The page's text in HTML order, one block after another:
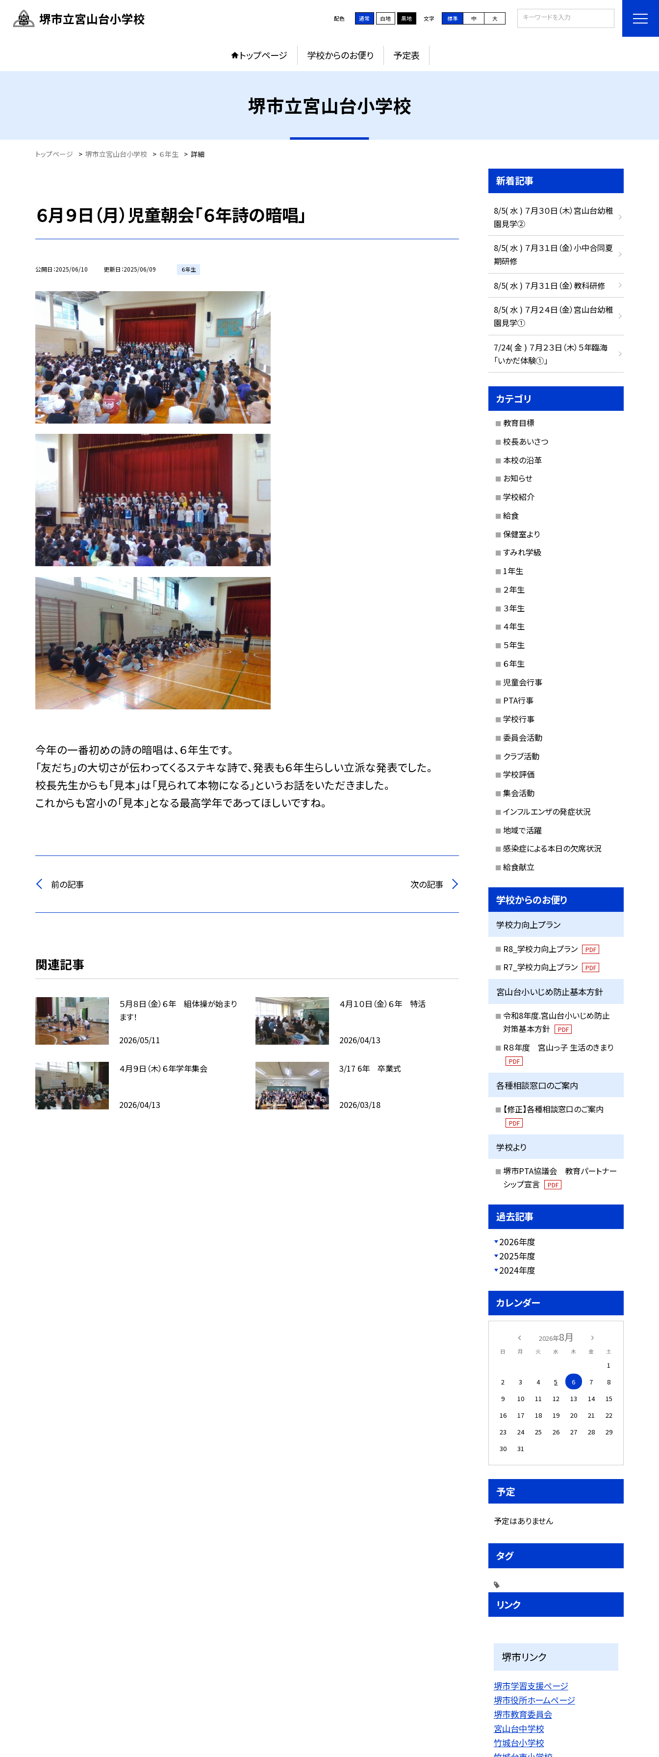
堺市立宮山台小学校 配色 通常 白地 黒地 文字 標準 中 大
トップページ 学校からのお便り 予定表
堺市立宮山台小学校
トップページ > 堺市立宮山台小学校 > ６年生 > 詳細
６月９日（月）児童朝会「６年詩の暗唱」
公開日 2025/06/10 更新日 2025/06/09 ６年生
今年の一番初めの詩の暗唱は、６年生です。
「友だち」の大切さが伝わってくるステキな詩で、発表も６年生らしい立派な発表でした。
校長先生からも「見本」は「見られて本物になる」というお話をいただきました。
これからも宮小の「見本」となる最高学年であってほしいですね。
前の記事 次の記事
関連記事
５月８日（金）６年 組体操が始まり
ます！
2026/05/11
４月１０日（金）６年 特活
2026/04/13
４月９日（木）６年学年集会
2026/04/13
3/17 6年 卒業式
2026/03/18
新着記事
8/5( 水 ) ７月３０日（木）宮山台幼稚
園見学②
8/5( 水 ) ７月３１日（金）小中合同夏
期研修
8/5( 水 ) ７月３１日（金）教科研修
8/5( 水 ) ７月２４日（金）宮山台幼稚
園見学①
7/24( 金 ) ７月２３日（木）５年臨海
「いかだ体験①」
カテゴリ
教育目標
校長あいさつ
本校の沿革
お知らせ
学校紹介
給食
保健室より
すみれ学級
1年生
２年生
３年生
４年生
５年生
６年生
児童会行事
PTA行事
学校行事
委員会活動
クラブ活動
学校評価
集会活動
インフルエンザの発症状況
地域で活躍
感染症による本日の欠席状況
給食献立
学校からのお便り
学校力向上プラン
R8_学校力向上プラン PDF
R7_学校力向上プラン PDF
宮山台小いじめ防止基本方針
令和8年度.宮山台小いじめ防止
対策基本方針
PDF
R８年度 宮山っ子 生活のきまり
PDF
各種相談窓口のご案内
【修正】各種相談窓口のご案内
PDF
学校より
堺市PTA協議会 教育パートナー
シップ宣言
PDF
過去記事
2026年度
2025年度
2024年度
カレンダー
2026年8月
日 月 火 水 木 金 土
1
2
3 4 5 6 7
8
9
10 11 12 13 14
15
16
17 18 19 20 21
22
23
24 25 26 27 28
29
30
31
予定
予定はありません
タグ
リンク
堺市リンク
堺市学習支援ページ
堺市役所ホームページ
堺市教育委員会
宮山台中学校
竹城台小学校